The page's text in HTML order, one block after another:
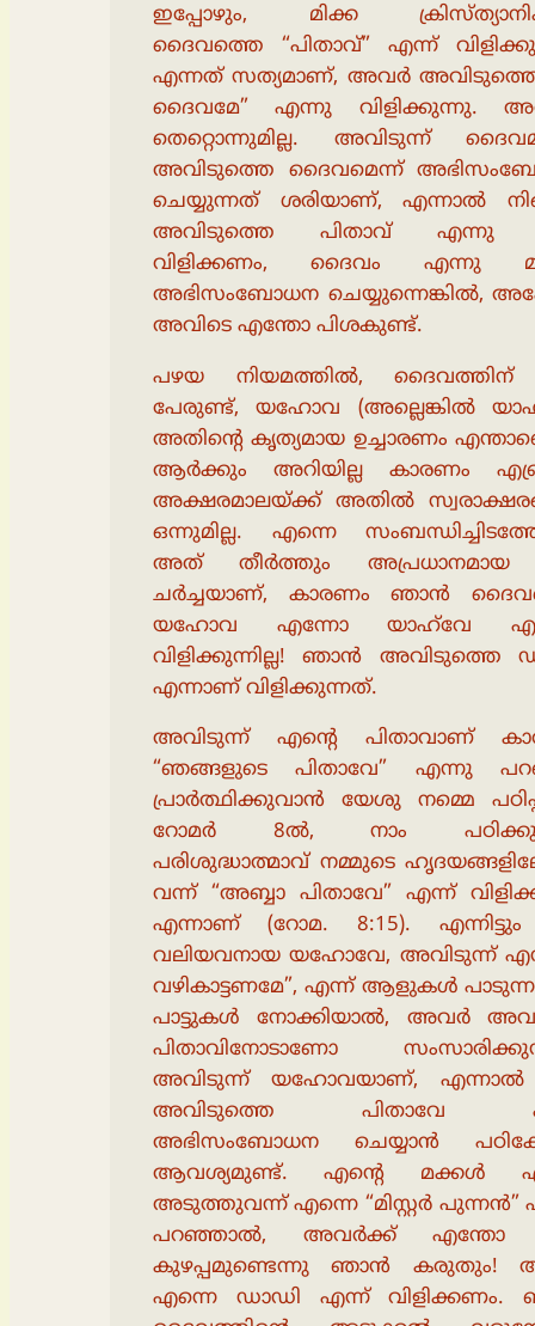
ഇപ്പോഴും, മിക്ക
ദൈവത്തെ “പിതാവ്” എന്ന്
എന്നത് സത്യമാണ്, അവർ
ദൈവമേ” എന്നു വിളിക്കുന്നു.
തെറ്റൊന്നുമില്ല. അവിടുന്ന്
അവിടുത്തെ ദൈവമെന്ന്
ചെയ്യുന്നത് ശരിയാണ്, എന്നാൽ
അവിടുത്തെ പിതാവ് എന്നു
വിളിക്കണം, ദൈവം എന്നു
അഭിസംബോധന ചെയ്യുന്നെങ്കിൽ,
അവിടെ എന്തോ പിശകുണ്ട്.
പഴയ നിയമത്തിൽ,
പേരുണ്ട്, യഹോവ (അല്ലെങ്കിൽ
അതിൻ്റെ കൃത്യമായ ഉച്ചാരണം
ആർക്കും അറിയില്ല കാരണം
അക്ഷരമാലയ്ക്ക് അതിൽ
ഒന്നുമില്ല. എന്നെ
അത് തീർത്തും
ചർച്ചയാണ്, കാരണം ഞാൻ
യഹോവ എന്നോ യാഹ്‌വേ
വിളിക്കുന്നില്ല! ഞാൻ അവിടുത്തെ
എന്നാണ് വിളിക്കുന്നത്.
അവിടുന്ന് എൻ്റെ പിതാവാണ്
“ഞങ്ങളുടെ പിതാവേ” എന്നു
പ്രാർത്ഥിക്കുവാൻ യേശു നമ്മെ
റോമർ 8ൽ, നാം
പരിശുദ്ധാത്മാവ് നമ്മുടെ
വന്ന് “അബ്ബാ പിതാവേ” എന്ന്
എന്നാണ് (റോമ. 8:15).
വലിയവനായ യഹോവേ, അവിടുന്ന്
വഴികാട്ടണമേ”, എന്ന് ആളുകൾ
പാട്ടുകൾ നോക്കിയാൽ, അവർ
പിതാവിനോടാണോ
അവിടുന്ന് യഹോവയാണ്, എന്നാൽ
അവിടുത്തെ പിതാവേ
അഭിസംബോധന ചെയ്യാൻ
ആവശ്യമുണ്ട്. എൻ്റെ മക്കൾ
അടുത്തുവന്ന് എന്നെ “മിസ്റ്റർ പുന്നൻ”
പറഞ്ഞാൽ, അവർക്ക് എന്തോ
കുഴപ്പമുണ്ടെന്നു ഞാൻ കരുതും!
എന്നെ ഡാഡി എന്ന് വിളിക്കണം.